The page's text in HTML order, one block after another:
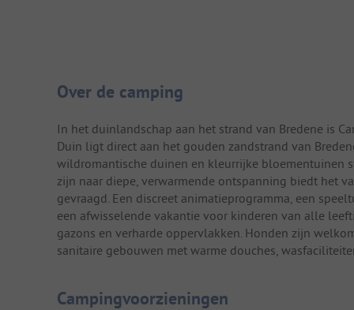
Camping introductie
Over de camping
In het duinlandschap aan het strand van Bredene is
Duin ligt direct aan het gouden zandstrand van
wildromantische duinen en kleurrijke bloementuinen
zijn naar diepe, verwarmende ontspanning biedt het
gevraagd. Een discreet animatieprogramma, een
een afwisselende vakantie voor kinderen van alle
gazons en verharde oppervlakken. Honden zijn
sanitaire gebouwen met warme douches,
Campingvoorzieningen